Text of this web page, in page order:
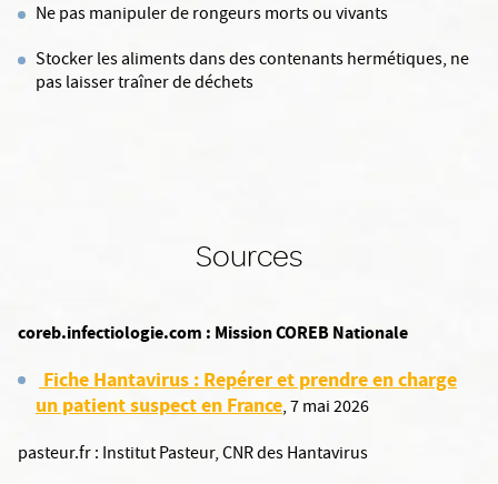
Ne pas manipuler de rongeurs morts ou vivants
Stocker les aliments dans des contenants hermétiques, ne
pas laisser traîner de déchets
Sources
coreb.infectiologie.com : Mission COREB Nationale
Fiche Hantavirus : Repérer et prendre en charge
un patient suspect en France, 7 mai 2026
pasteur.fr : Institut Pasteur, CNR des Hantavirus